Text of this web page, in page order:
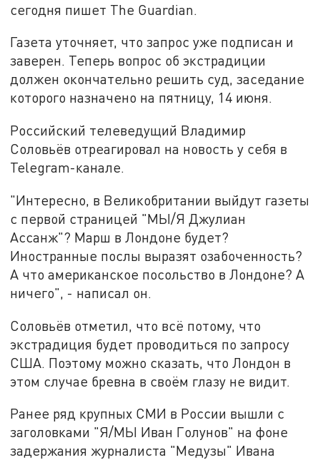
сегодня пишет The Guardian.
Газета уточняет, что запрос уже подписан и
заверен. Теперь вопрос об экстрадиции
должен окончательно решить суд, заседание
которого назначено на пятницу, 14 июня.
Российский телеведущий Владимир
Соловьёв отреагировал на новость у себя в
Telegram-канале.
"Интересно, в Великобритании выйдут газеты
с первой страницей "МЫ/Я Джулиан
Ассанж"? Марш в Лондоне будет?
Иностранные послы выразят озабоченность?
А что американское посольство в Лондоне? А
ничего", - написал он.
Соловьёв отметил, что всё потому, что
экстрадиция будет проводиться по запросу
США. Поэтому можно сказать, что Лондон в
этом случае бревна в своём глазу не видит.
Ранее ряд крупных СМИ в России вышли с
заголовками "Я/МЫ Иван Голунов" на фоне
задержания журналиста "Медузы" Ивана